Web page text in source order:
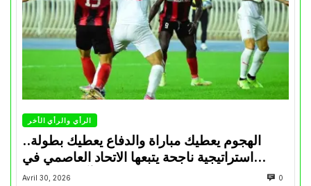
الرأي والرأي الأخر
الهجوم يعطيك مباراة والدفاع يعطيك بطولة..
استراتيجية ناجحة يتبعها الاتحاد العاصمي في
تتويجاته آخر السنوات
Avril 30, 2026 0